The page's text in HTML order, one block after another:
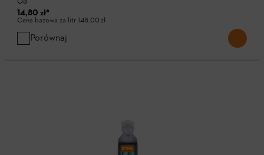
14,80 zł*
Cena bazowa za litr148,00 zł
Porównaj